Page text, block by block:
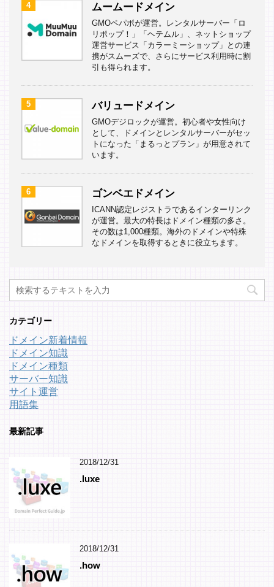
4 ムームードメイン
GMOペパボが運営。レンタルサーバー「ロ
リポップ！」「ヘテムル」、ネットショップ
運営サービス「カラーミーショップ」との連
携がスムーズで、さらにサービス利用時に割
引も得られます。
5 バリュードメイン
GMOデジロックが運営。初心者や女性向け
として、ドメインとレンタルサーバーがセッ
トになった「まるっとプラン」が用意されて
います。
6 ゴンベエドメイン
ICANN認定レジストラであるインターリンク
が運営。最大の特長はドメイン種類の多さ。
その数は1,000種類。海外のドメインや特殊
なドメインを取得するときに役立ちます。
カテゴリー
ドメイン新着情報
ドメイン知識
ドメイン種類
サーバー知識
サイト運営
用語集
最新記事
2018/12/31
.luxe
2018/12/31
.how